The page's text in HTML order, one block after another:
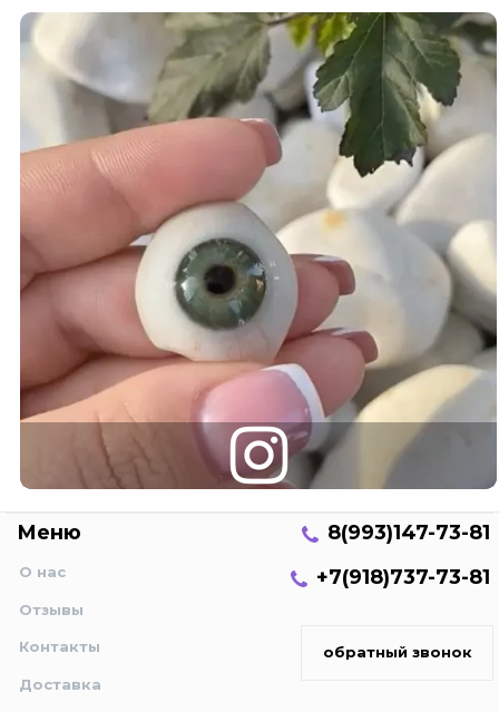
Меню
О нас
Отзывы
Контакты
Доставка
8(993)147-73-81
+7(918)737-73-81
обратный звонок